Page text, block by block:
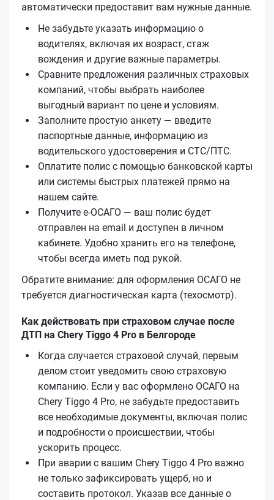
автоматически предоставит вам нужные данные.
Не забудьте указать информацию о
водителях, включая их возраст, стаж
вождения и другие важные параметры.
Сравните предложения различных страховых
компаний, чтобы выбрать наиболее
выгодный вариант по цене и условиям.
Заполните простую анкету — введите
паспортные данные, информацию из
водительского удостоверения и СТС/ПТС.
Оплатите полис с помощью банковской карты
или системы быстрых платежей прямо на
нашем сайте.
Получите е‑ОСАГО — ваш полис будет
отправлен на email и доступен в личном
кабинете. Удобно хранить его на телефоне,
чтобы всегда иметь под рукой.
Обратите внимание: для оформления ОСАГО не
требуется диагностическая карта (техосмотр).
Как действовать при страховом случае после
ДТП на Chery Tiggo 4 Pro в Белгороде
Когда случается страховой случай, первым
делом стоит уведомить свою страховую
компанию. Если у вас оформлено ОСАГО на
Chery Tiggo 4 Pro, не забудьте предоставить
все необходимые документы, включая полис
и подробности о происшествии, чтобы
ускорить процесс.
При аварии с вашим Chery Tiggo 4 Pro важно
не только зафиксировать ущерб, но и
составить протокол. Указав все данные о